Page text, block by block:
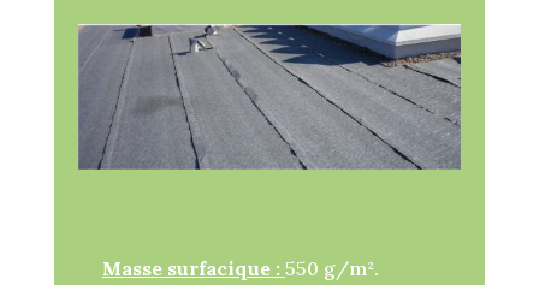
Masse surfacique : 550 g/m².